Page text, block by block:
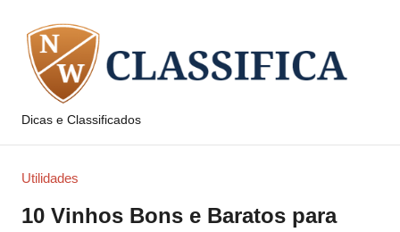
para
conteúdo
Dicas e Classificados
Utilidades
10 Vinhos Bons e Baratos para